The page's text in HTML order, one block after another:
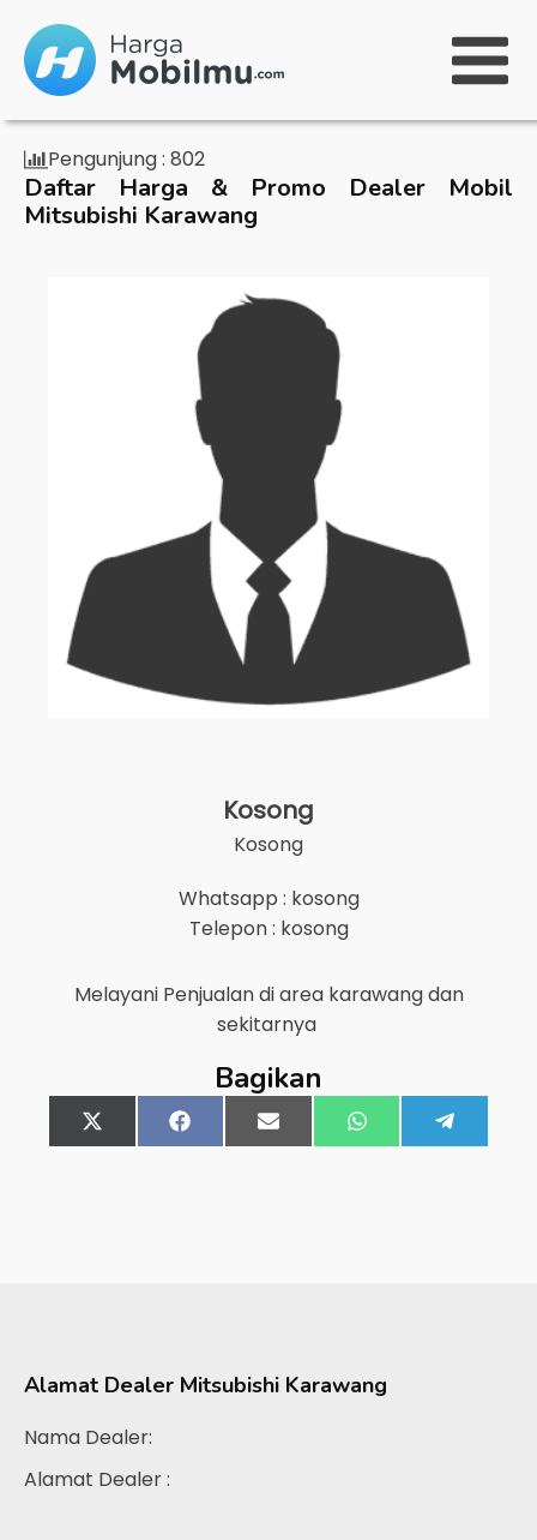
Pengunjung : 802
Daftar Harga & Promo Dealer Mobil
Mitsubishi Karawang
Kosong
Kosong
Whatsapp : kosong
Telepon : kosong
Melayani Penjualan di area karawangdan
sekitarnya
Bagikan
Share
on
X
(Twitter)
Share
on
FacebookShare
on
Email Share
on
WhatsApp
on
Alamat Dealer Mitsubishi Karawang
Nama Dealer:
Alamat Dealer :